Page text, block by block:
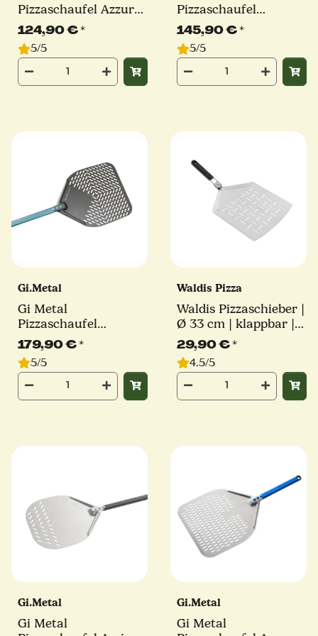
Pizzaschaufel Azzurra
| Ø 36 cm | Stiel 60
cm | eckig
124,90 €*
5/5
Pizzaschaufel
Evoluzione | Ø 33 cm |
Stiel 60 cm | eckig
145,90 €*
5/5
Gi.Metal
Gi Metal
Pizzaschaufel
Evoluzione | Ø 36 cm |
Stiel 60 cm | eckig
179,90 €*
5/5
Waldis Pizza
Waldis Pizzaschieber |
Ø 33 cm | klappbar |
Linie Basic
29,90 €*
4.5/5
Gi.Metal
Gi Metal
Gi.Metal
Gi Metal